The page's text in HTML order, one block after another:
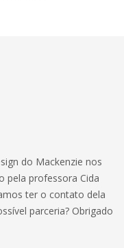
do Mackenzie nos
pela professora Cida
ter o contato dela
parceria? Obrigado